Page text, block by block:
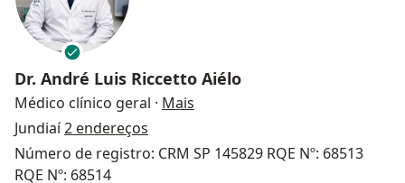
Dr. André Luis Riccetto Aiélo
Médico clínico geral · Mais
Jundiaí2 endereços
Número de registro: CRM SP 145829 RQE Nº: 68513
RQE Nº: 68514